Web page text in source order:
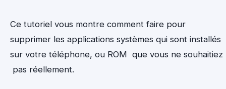
Ce tutoriel vous montre comment faire pour
supprimer les applications systèmes qui sont installés
sur votre téléphone, ou ROM que vous ne souhaitiez
pas réellement.